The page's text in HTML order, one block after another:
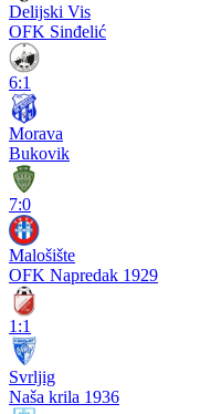
Delijski Vis
OFK Sinđelić
6:1
Morava
Bukovik
7:0
Malošište
OFK Napredak 1929
1:1
Svrljig
Naša krila 1936